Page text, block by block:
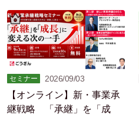
セミナー 2026/09/03
【オンライン】新・事業承
継戦略 「承継」を「成